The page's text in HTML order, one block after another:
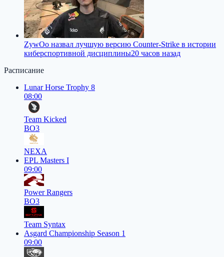
ZywOo назвал лучшую версию Counter-Strike в истории
киберспортивной дисциплины20 часов назад
Расписание
Lunar Horse Trophy 8
08:00
Team Kicked
BO3
NEXA
EPL Masters I
09:00
Power Rangers
BO3
Team Syntax
Asgard Championship Season 1
09:00